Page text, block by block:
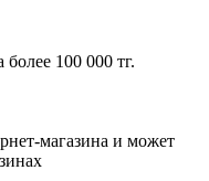
более 100 000 тг.
магазина и может